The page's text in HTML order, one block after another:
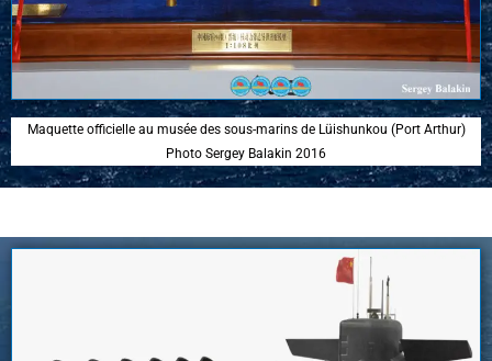
Maquette officielle au musée des sous-marins de Lüishunkou (Port Arthur)
Photo Sergey Balakin 2016